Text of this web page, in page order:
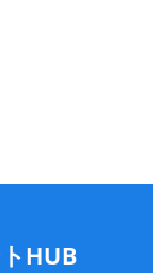
HUB